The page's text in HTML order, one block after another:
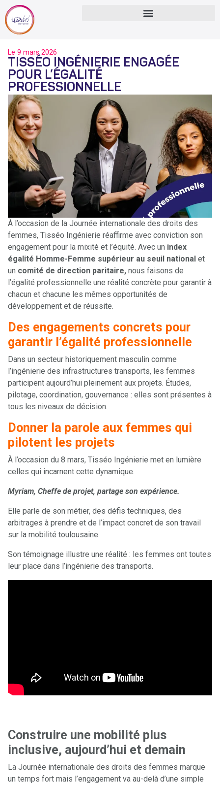
Le 9 mars 2026
TISSÉO INGÉNIERIE ENGAGÉE
POUR L’ÉGALITÉ
PROFESSIONNELLE
À l’occasion de la Journée internationale des droits des
femmes, Tisséo Ingénierie réaffirme avec conviction son
engagement pour la mixité et l’équité. Avec un index
égalité Homme-Femme supérieur au seuil national et
un comité de direction paritaire, nous faisons de
l’égalité professionnelle une réalité concrète pour garantir à
chacun et chacune les mêmes opportunités de
développement et de réussite.
Des engagements concrets pour
garantir l’égalité professionnelle
Dans un secteur historiquement masculin comme
l’ingénierie des infrastructures transports, les femmes
participent aujourd’hui pleinement aux projets. Études,
pilotage, coordination, gouvernance : elles sont présentes à
tous les niveaux de décision.
Donner la parole aux femmes qui
pilotent les projets
À l’occasion du 8 mars, Tisséo Ingénierie met en lumière
celles qui incarnent cette dynamique.
Myriam, Cheffe de projet, partage son expérience.
Elle parle de son métier, des défis techniques, des
arbitrages à prendre et de l’impact concret de son travail
sur la mobilité toulousaine.
Son témoignage illustre une réalité : les femmes ont toutes
leur place dans l’ingénierie des transports.
Construire une mobilité plus
inclusive, aujourd’hui et demain
La Journée internationale des droits des femmes marque
un temps fort mais l’engagement va au-delà d’une simple